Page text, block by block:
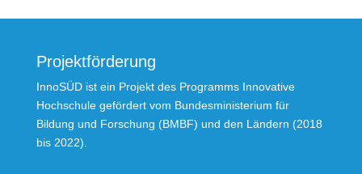
Projektförderung
InnoSÜD ist ein Projekt des Programms Innovative
Hochschule gefördert vom Bundesministerium für
Bildung und Forschung (BMBF) und den Ländern (2018
bis 2022).